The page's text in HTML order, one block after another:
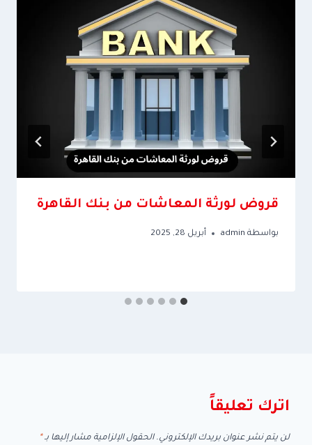
قروض لورثة المعاشات من بنك القاهرة
بواسطة admin أبريل 28, 2025
اترك تعليقاً
لن يتم نشر عنوان بريدك الإلكتروني. الحقول الإلزامية مشار إليها بـ*